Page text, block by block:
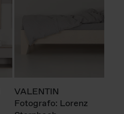
VALENTIN
Fotografo: Lorenz